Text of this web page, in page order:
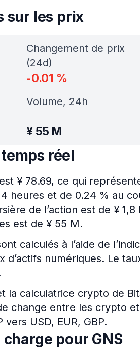
sur les prix
Changement de prix
(24d)
-0.01 %
Volume, 24h
¥ 55 M
réel
¥ 78.69, ce qui
heures et de 0.24 % au
de l’action est de ¥
est de ¥ 55 M.
calculés à l’aide de
d’actifs numériques. Le
la calculatrice crypto de
change entre les crypto
vers USD, EUR, GBP.
pour GNS